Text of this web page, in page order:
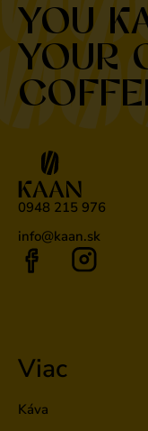
YOU
YOUR
0948 215 976
info@kaan.sk
Viac
Káva